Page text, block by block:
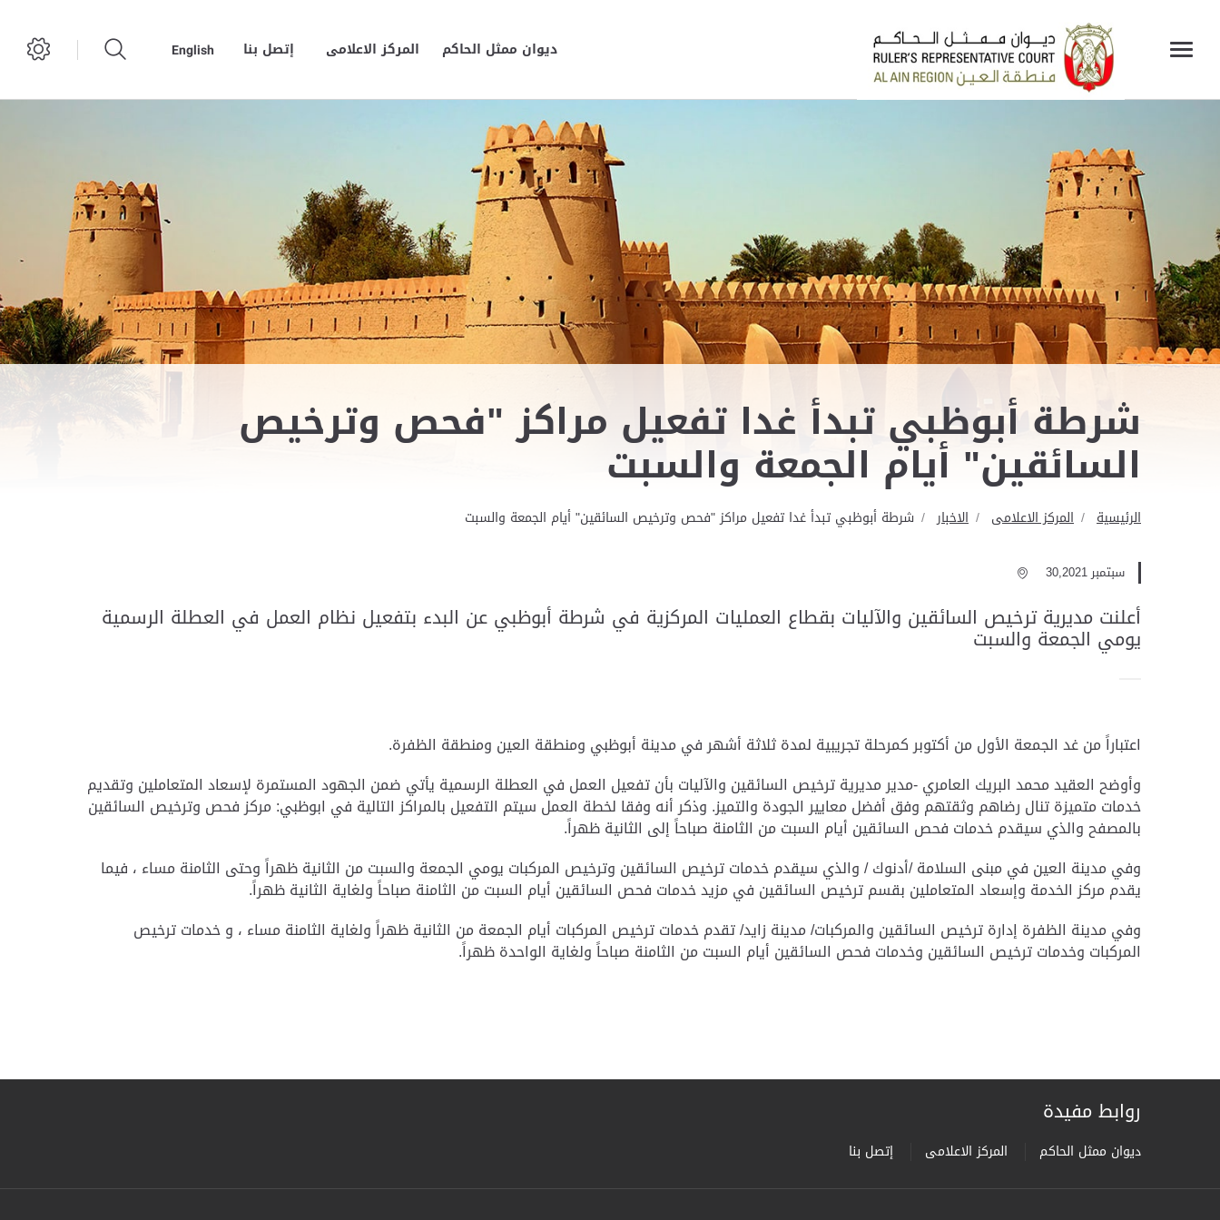
ديوان ممثل الحاكم المركز الاعلامى إتصل بنا English
شرطة أبوظبي تبدأ غدا تفعيل مراكز "فحص وترخيص
السائقين" أيام الجمعة والسبت
الرئيسية المركز الاعلامى الاخبار شرطة أبوظبي تبدأ غدا تفعيل مراكز "فحص وترخيص السائقين" أيام الجمعة والسبت
سبتمبر 30,2021
أعلنت مديرية ترخيص السائقين والآليات بقطاع العمليات المركزية في شرطة أبوظبي عن البدء بتفعيل نظام العمل في العطلة الرسمية
يومي الجمعة والسبت
اعتباراً من غد الجمعة الأول من أكتوبر كمرحلة تجريبية لمدة ثلاثة أشهر في مدينة أبوظبي ومنطقة العين ومنطقة الظفرة.
وأوضح العقيد محمد البريك العامري -مدير مديرية ترخيص السائقين والآليات بأن تفعيل العمل في العطلة الرسمية يأتي ضمن الجهود المستمرة لإسعاد المتعاملين وتقديم
خدمات متميزة تنال رضاهم وثقتهم وفق أفضل معايير الجودة والتميز. وذكر أنه وفقا لخطة العمل سيتم التفعيل بالمراكز التالية في ابوظبي: مركز فحص وترخيص السائقين
بالمصفح والذي سيقدم خدمات فحص السائقين أيام السبت من الثامنة صباحاً إلى الثانية ظهراً.
وفي مدينة العين في مبنى السلامة /أدنوك / والذي سيقدم خدمات ترخيص السائقين وترخيص المركبات يومي الجمعة والسبت من الثانية ظهراً وحتى الثامنة مساء ، فيما
يقدم مركز الخدمة وإسعاد المتعاملين بقسم ترخيص السائقين في مزيد خدمات فحص السائقين أيام السبت من الثامنة صباحاً ولغاية الثانية ظهراً.
وفي مدينة الظفرة إدارة ترخيص السائقين والمركبات/ مدينة زايد/ تقدم خدمات ترخيص المركبات أيام الجمعة من الثانية ظهراً ولغاية الثامنة مساء ، و خدمات ترخيص
المركبات وخدمات ترخيص السائقين وخدمات فحص السائقين أيام السبت من الثامنة صباحاً ولغاية الواحدة ظهراً.
روابط مفيدة
ديوان ممثل الحاكم المركز الاعلامى إتصل بنا